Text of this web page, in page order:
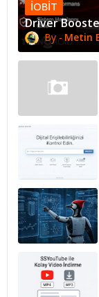
IOBIT
Driver
Metin